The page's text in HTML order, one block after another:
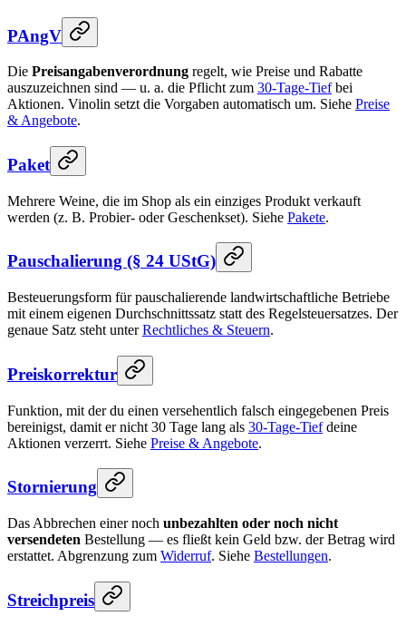
PAngV
Die Preisangabenverordnung regelt, wie Preise und Rabatte
auszuzeichnen sind — u. a. die Pflicht zum 30-Tage-Tiefbei
Aktionen. Vinolin setzt die Vorgaben automatisch um. Siehe Preise
& Angebote.
Paket
Mehrere Weine, die im Shop als ein einziges Produkt verkauft
werden (z. B. Probier- oder Geschenkset). Siehe Pakete.
Pauschalierung (§ 24 UStG)
Besteuerungsform für pauschalierende landwirtschaftliche Betriebe
mit einem eigenen Durchschnittssatz statt des Regelsteuersatzes. Der
genaue Satz steht unterRechtliches & Steuern.
Preiskorrektur
Funktion, mit der du einen versehentlich falsch eingegebenen Preis
bereinigst, damit er nicht 30 Tage lang als 30-Tage-Tiefdeine
Aktionen verzerrt. Siehe Preise & Angebote.
Stornierung
Das Abbrechen einer noch unbezahlten oder noch nicht
versendeten Bestellung — es fließt kein Geld bzw. der Betrag wird
erstattet. Abgrenzung zum Widerruf. Siehe Bestellungen.
Streichpreis